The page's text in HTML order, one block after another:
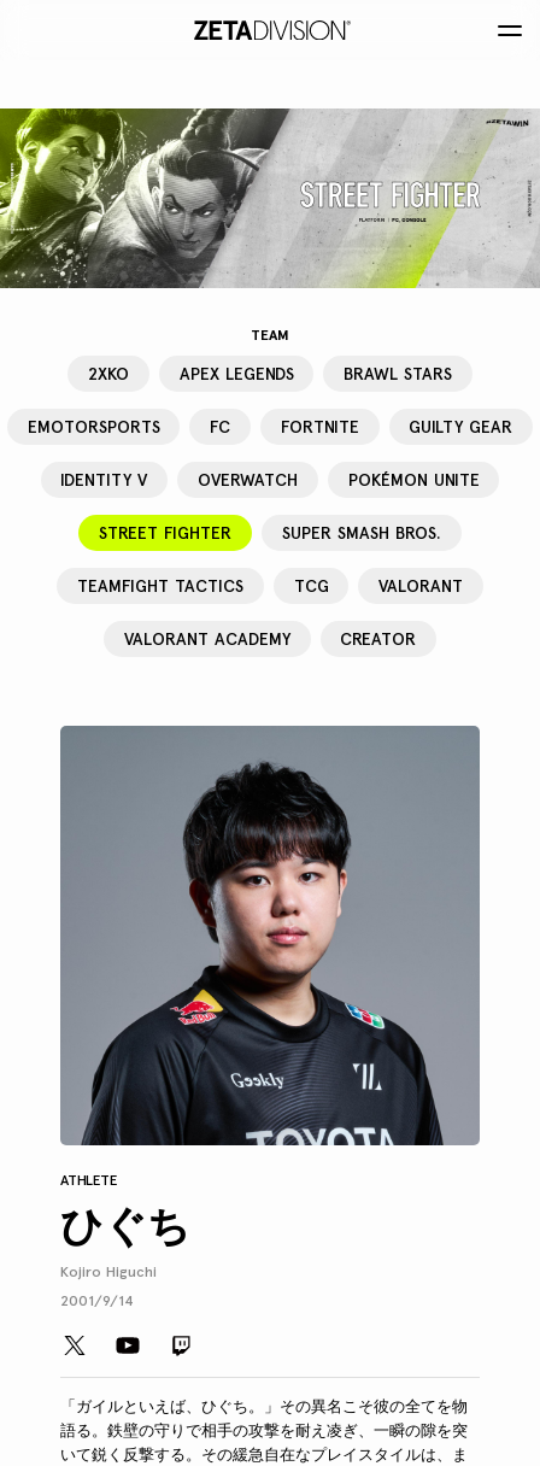
TEAM
2XKO APEX LEGENDS BRAWL STARS
EMOTORSPORTS FC FORTNITE GUILTY GEAR
IDENTITY V OVERWATCH POKÉMON UNITE
STREET FIGHTER SUPER SMASH BROS.
TEAMFIGHT TACTICS TCG VALORANT
VALORANT ACADEMY CREATOR
ATHLETE
ひぐち
Kojiro Higuchi
2001/9/14
「ガイルといえば、ひぐち。」その異名こそ彼の全てを物
語る。鉄壁の守りで相手の攻撃を耐え凌ぎ、一瞬の隙を突
いて鋭く反撃する。その緩急自在なプレイスタイルは、ま